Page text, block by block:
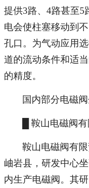
提供3路、4路甚至5
电会使柱塞移动到
孔口。为气动应用
道的流动条件和适
的精度。
国内部分电磁
█ 鞍山电磁阀
鞍山电磁阀有
岫岩县，研发中心
内生产电磁阀。其